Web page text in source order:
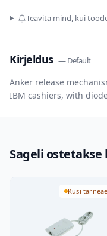
Teavita mind, kui
Kirjeldus —Default
Anker release
IBM cashiers, with
Sageli ostetakse
Küsi